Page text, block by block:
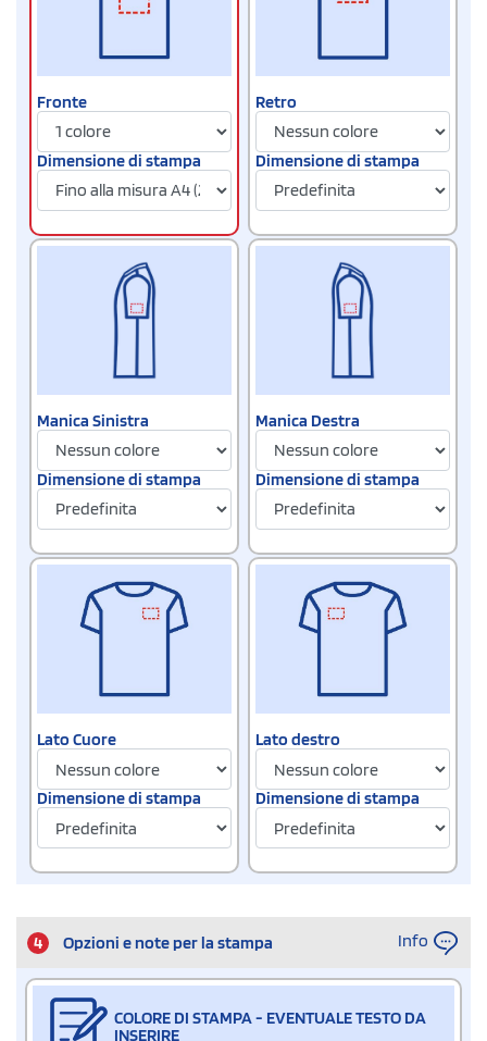
Fronte
Dimensione di stampa
Retro
Dimensione di stampa
Manica Sinistra
Dimensione di stampa
Manica Destra
Dimensione di stampa
Lato Cuore
Dimensione di stampa
Lato destro
Dimensione di stampa
4 Opzioni e note per la stampa Info
COLORE DI STAMPA - EVENTUALE TESTO DA
INSERIRE